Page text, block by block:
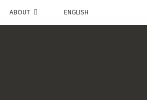
ABOUT ENGLISH